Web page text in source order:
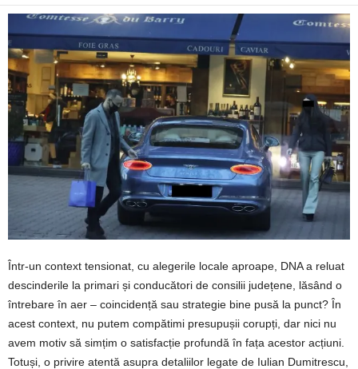
Într-un context tensionat, cu alegerile locale aproape, DNA a reluat
descinderile la primari și conducători de consilii județene, lăsând o
întrebare în aer – coincidență sau strategie bine pusă la punct? În
acest context, nu putem compătimi presupușii corupți, dar nici nu
avem motiv să simțim o satisfacție profundă în fața acestor acțiuni.
Totuși, o privire atentă asupra detaliilor legate de Iulian Dumitrescu,